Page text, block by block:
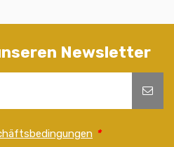
Newsletter
*